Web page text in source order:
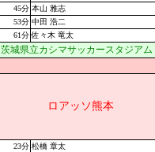
45分 本山 雅志
53分 中田 浩二
61分 佐々木 竜太
茨城県立カシマサッカースタジアム
ロアッソ熊本
23分 松橋 章太